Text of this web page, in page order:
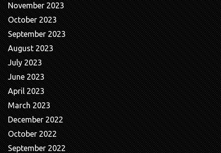
November 2023
October 2023
September 2023
August 2023
July 2023
June 2023
April 2023
March 2023
December 2022
October 2022
September 2022